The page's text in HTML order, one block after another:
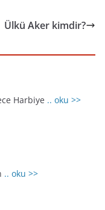
Ülkü Aker kimdir?
Harbiye .. oku >>
.. oku >>